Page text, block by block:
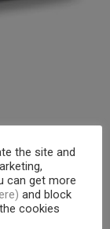
the site and
can get more
and block
cookies